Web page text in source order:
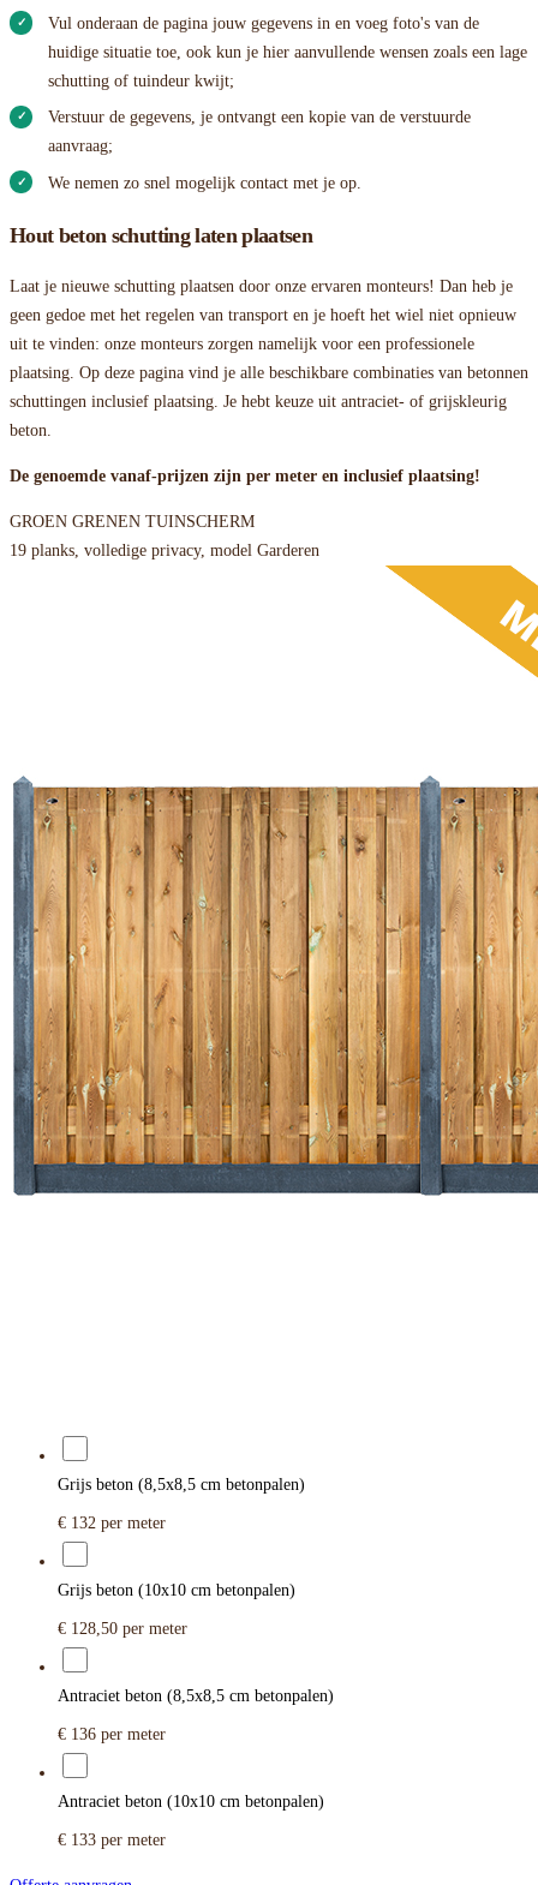
Vul onderaan de pagina jouw gegevens in en voeg foto's van de
huidige situatie toe, ook kun je hier aanvullende wensen zoals een lage
schutting of tuindeur kwijt;
Verstuur de gegevens, je ontvangt een kopie van de verstuurde
aanvraag;
We nemen zo snel mogelijk contact met je op.
Hout beton schutting laten plaatsen
Laat je nieuwe schutting plaatsen door onze ervaren monteurs! Dan heb je
geen gedoe met het regelen van transport en je hoeft het wiel niet opnieuw
uit te vinden: onze monteurs zorgen namelijk voor een professionele
plaatsing. Op deze pagina vind je alle beschikbare combinaties van betonnen
schuttingen inclusief plaatsing. Je hebt keuze uit antraciet- of grijskleurig
beton.
De genoemde vanaf-prijzen zijn per meter en inclusief plaatsing!
GROEN GRENEN TUINSCHERM
19 planks, volledige privacy, model Garderen
Grijs beton (8,5x8,5 cm betonpalen)
€ 132 per meter
Grijs beton (10x10 cm betonpalen)
€ 128,50 per meter
Antraciet beton (8,5x8,5 cm betonpalen)
€ 136 per meter
Antraciet beton (10x10 cm betonpalen)
€ 133 per meter